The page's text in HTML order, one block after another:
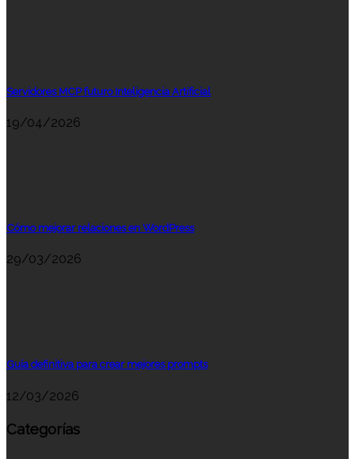
Servidores MCP futuro Inteligencia Artificial
19/04/2026
Cómo mejorar relaciones en WordPress
29/03/2026
Guía definitiva para crear mejores prompts
12/03/2026
Categorías